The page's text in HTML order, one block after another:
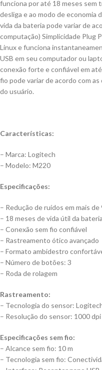
funciona por até 18 meses sem
desliga e ao modo de economia
vida da bateria pode variar de
computação) Simplicidade Plug
Linux e funciona
USB em seu computador ou
conexão forte e confiável em
fio pode variar de acordo com
do usuário.
Características:
– Marca: Logitech
– Modelo: M220
Especificações:
– Redução de ruídos em mais de
– 18 meses de vida útil da bateria
– Conexão sem fio confiável
– Rastreamento ótico avançado
– Formato ambidestro
– Número de botões: 3
– Roda de rolagem
Rastreamento:
– Tecnologia do sensor:
– Resolução do sensor: 1000 dpi
Especificações sem fio:
– Alcance sem fio: 10 m
– Tecnologia sem fio: